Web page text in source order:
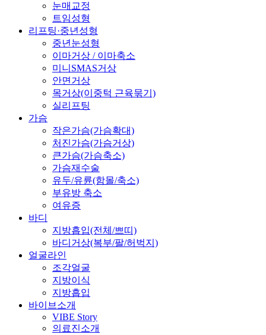
눈매교정
트임성형
리프팅·중년성형
중년눈성형
이마거상 / 이마축소
미니SMAS거상
안면거상
목거상(이중턱 근육묶기)
실리프팅
가슴
작은가슴(가슴확대)
처진가슴(가슴거상)
큰가슴(가슴축소)
가슴재수술
유두/유륜(함몰/축소)
부유방 축소
여유증
바디
지방흡입(전체/쁘띠)
바디거상(복부/팔/허벅지)
얼굴라인
조각얼굴
지방이식
지방흡입
바이브소개
VIBE Story
의료진소개